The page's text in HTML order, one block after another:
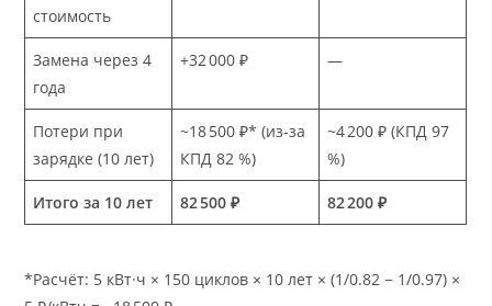
стоимость
Замена через 4
года
+32 000 ₽ —
Потери при
зарядке (10 лет)
~18 500 ₽* (из-за
КПД 82 %)
~4 200 ₽ (КПД 97
%)
Итого за 10 лет 82 500 ₽ 82 200 ₽
*Расчёт: 5 кВт·ч × 150 циклов × 10 лет × (1/0.82 − 1/0.97) ×